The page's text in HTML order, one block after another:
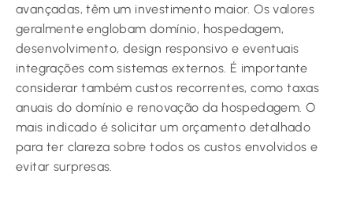
avançadas, têm um investimento maior. Os valores
geralmente englobam domínio, hospedagem,
desenvolvimento, design responsivo e eventuais
integrações com sistemas externos. É importante
considerar também custos recorrentes, como taxas
anuais do domínio e renovação da hospedagem. O
mais indicado é solicitar um orçamento detalhado
para ter clareza sobre todos os custos envolvidos e
evitar surpresas.